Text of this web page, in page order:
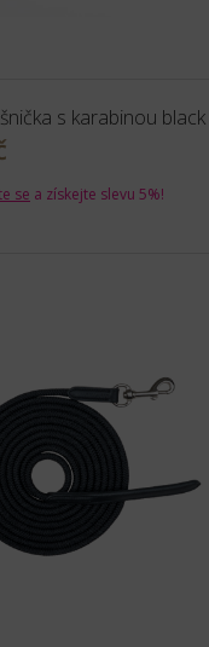
s karabinou black
se a získejte slevu 5%!